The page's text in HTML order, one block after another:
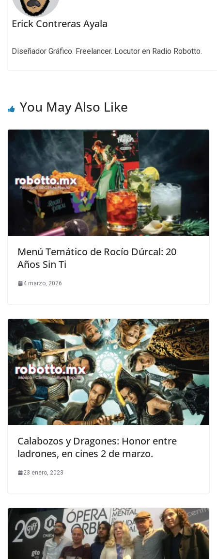
Erick Contreras Ayala
Diseñador Gráfico. Freelancer. Locutor en Radio Robotto.
You May Also Like
Menú Temático de Rocío Dúrcal: 20
Años Sin Ti
4 marzo, 2026
Calabozos y Dragones: Honor entre
ladrones, en cines 2 de marzo.
23 enero, 2023